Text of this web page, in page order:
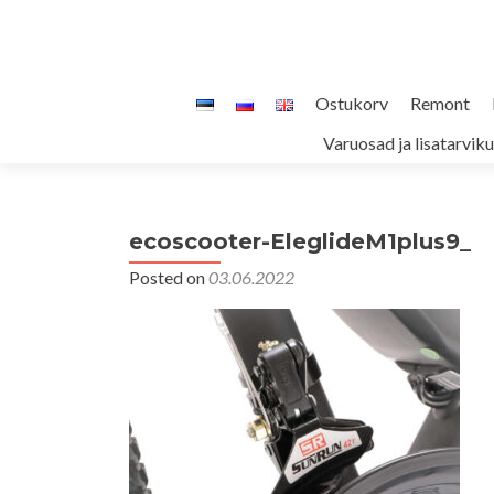
Ostukorv Remont
Varuosad ja
ecoscooter-EleglideM1plus9_
Posted on03.06.2022